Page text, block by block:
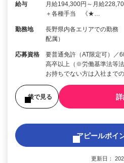
給与
月給194,300円～月給
＋各種手当 《★…
勤務地
長野県内各エリアでの勤務
配属）
応募資格
要普通免許（AT限定可）／
高卒以上（※労働基準法等
お持ちでない方は入社まで
後で見る
アピールポイ
更新日：